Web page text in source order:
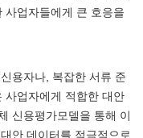
사업자들에게 큰 호응을
용자나, 복잡한 서류 준
사업자에게 적합한 대안
신용평가모델을 통해 이
안 데이터를 적극적으로